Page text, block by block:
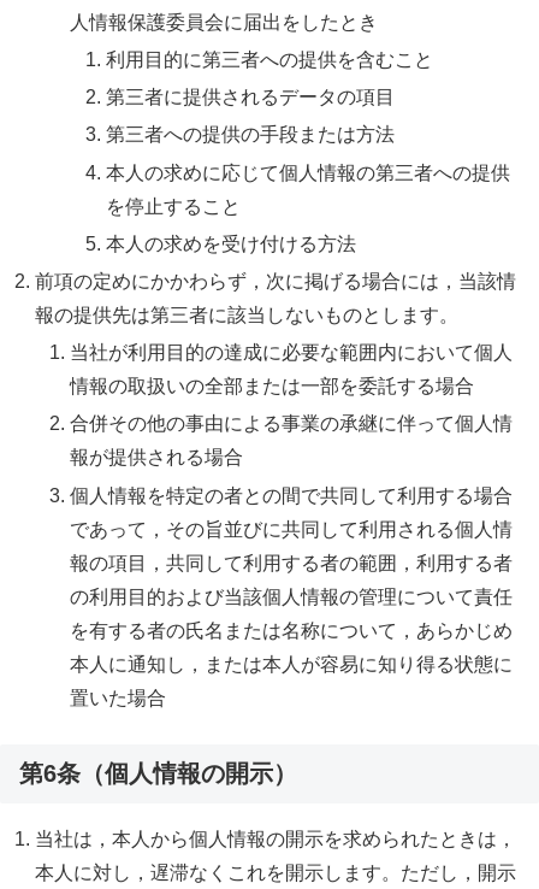
人情報保護委員会に届出をしたとき
利用目的に第三者への提供を含むこと
第三者に提供されるデータの項目
第三者への提供の手段または方法
本人の求めに応じて個人情報の第三者への提供
を停止すること
本人の求めを受け付ける方法
前項の定めにかかわらず，次に掲げる場合には，当該情
報の提供先は第三者に該当しないものとします。
当社が利用目的の達成に必要な範囲内において個人
情報の取扱いの全部または一部を委託する場合
合併その他の事由による事業の承継に伴って個人情
報が提供される場合
個人情報を特定の者との間で共同して利用する場合
であって，その旨並びに共同して利用される個人情
報の項目，共同して利用する者の範囲，利用する者
の利用目的および当該個人情報の管理について責任
を有する者の氏名または名称について，あらかじめ
本人に通知し，または本人が容易に知り得る状態に
置いた場合
第6条（個人情報の開示）
当社は，本人から個人情報の開示を求められたときは，
本人に対し，遅滞なくこれを開示します。ただし，開示